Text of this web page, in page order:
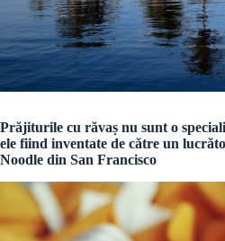
Prăjiturile cu răvaș nu sunt o
ele fiind inventate de către un
Noodle din San Francisco